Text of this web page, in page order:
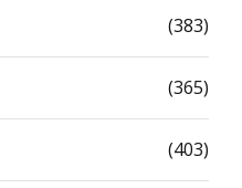
(383)
(365)
(403)